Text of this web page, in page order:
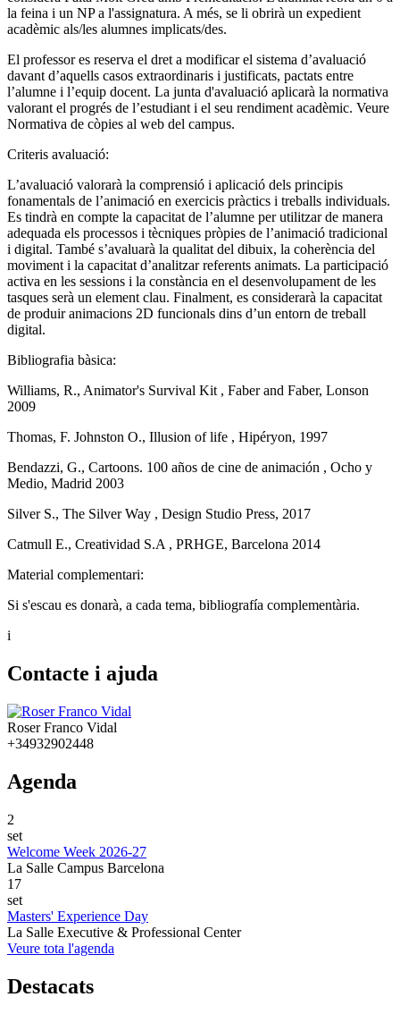
la feina i un NP a l'assignatura. A més, se li obrirà un expedient
acadèmic als/les alumnes implicats/des.
El professor es reserva el dret a modificar el sistema d’avaluació
davant d’aquells casos extraordinaris i justificats, pactats entre
l’alumne i l’equip docent. La junta d'avaluació aplicarà la normativa
valorant el progrés de l’estudiant i el seu rendiment acadèmic. Veure
Normativa de còpies al web del campus.
Criteris avaluació:
L’avaluació valorarà la comprensió i aplicació dels principis
fonamentals de l’animació en exercicis pràctics i treballs individuals.
Es tindrà en compte la capacitat de l’alumne per utilitzar de manera
adequada els processos i tècniques pròpies de l’animació tradicional
i digital. També s’avaluarà la qualitat del dibuix, la coherència del
moviment i la capacitat d’analitzar referents animats. La participació
activa en les sessions i la constància en el desenvolupament de les
tasques serà un element clau. Finalment, es considerarà la capacitat
de produir animacions 2D funcionals dins d’un entorn de treball
digital.
Bibliografia bàsica:
Williams, R., Animator's Survival Kit , Faber and Faber, Lonson
2009
Thomas, F. Johnston O., Illusion of life , Hipéryon, 1997
Bendazzi, G., Cartoons. 100 años de cine de animación , Ocho y
Medio, Madrid 2003
Silver S., The Silver Way , Design Studio Press, 2017
Catmull E., Creatividad S.A , PRHGE, Barcelona 2014
Material complementari:
Si s'escau es donarà, a cada tema, bibliografía complementària.
i
Contacte i ajuda
Roser Franco Vidal
+34932902448
Agenda
2
set
Welcome Week 2026-27
La Salle Campus Barcelona
17
set
Masters' Experience Day
La Salle Executive & Professional Center
Veure tota l'agenda
Destacats